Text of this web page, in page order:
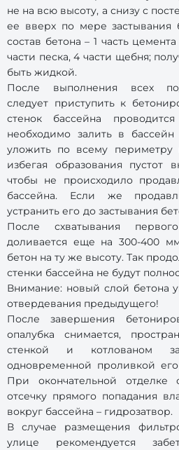
не на всю высоту, а снизу с
ее вверх по мере застывания
состав бетона – 1 часть
части песка, 4 части щебня;
быть жидкой.
После выполнения всех
следует приступить к
стенок бассейна
необходимо залить в
уложить по всему периметру
избегая образования пустот
чтобы не происходило
бассейна. Если же
устранить его до застывания
После схватывания
доливается еще на 300-400
бетон на ту же высоту. Так
стенки бассейна не будут
Внимание: новый слой бетона
отвердевания предыдущего!
После завершения
опалубка снимается,
стенкой и котлованом
одновременной проливкой
При окончательной отделке
отсечку прямого попадания
вокруг бассейна – гидрозатвор.
В случае размещения
улице рекомендуется